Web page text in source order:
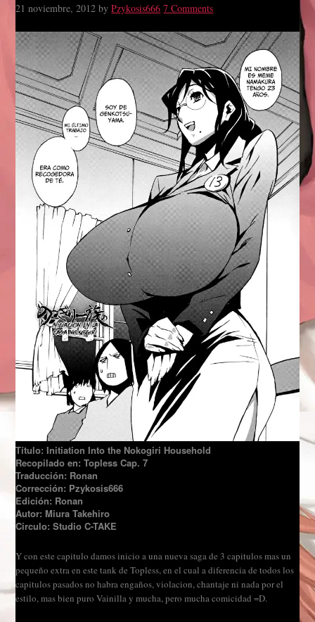
21 noviembre, 2012 byPzykosis666 7 Comments
Título: Initiation Into the Nokogiri Household
Recopilado en: Topless Cap. 7
Traducción: Ronan
Corrección: Pzykosis666
Edición: Ronan
Autor: Miura Takehiro
Circulo: Studio C-TAKE
Y con este capitulo damos inicio a una nueva saga de 3 capitulos mas un
pequeño extra en estetank de Topless, en el cual a diferencia detodos los
capitulos pasados no habra engaños, violacion, chantaje ni nada por el
estilo, mas bien puro Vainilla y mucha, pero mucha comicidad =D.